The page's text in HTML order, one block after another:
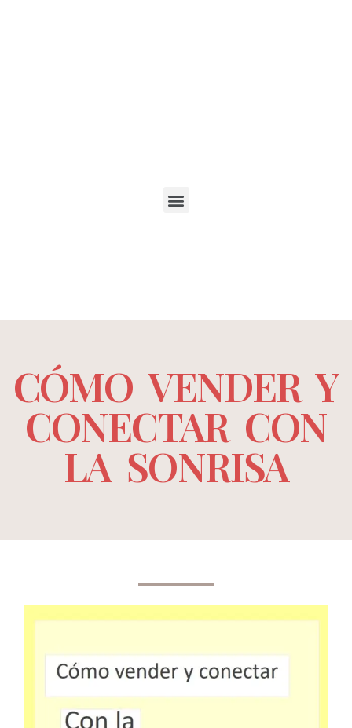
CÓMO VENDER Y
CONECTAR CON
LA SONRISA